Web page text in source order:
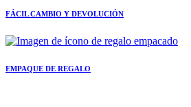
FÁCIL CAMBIO Y DEVOLUCIÓN
EMPAQUE DE REGALO